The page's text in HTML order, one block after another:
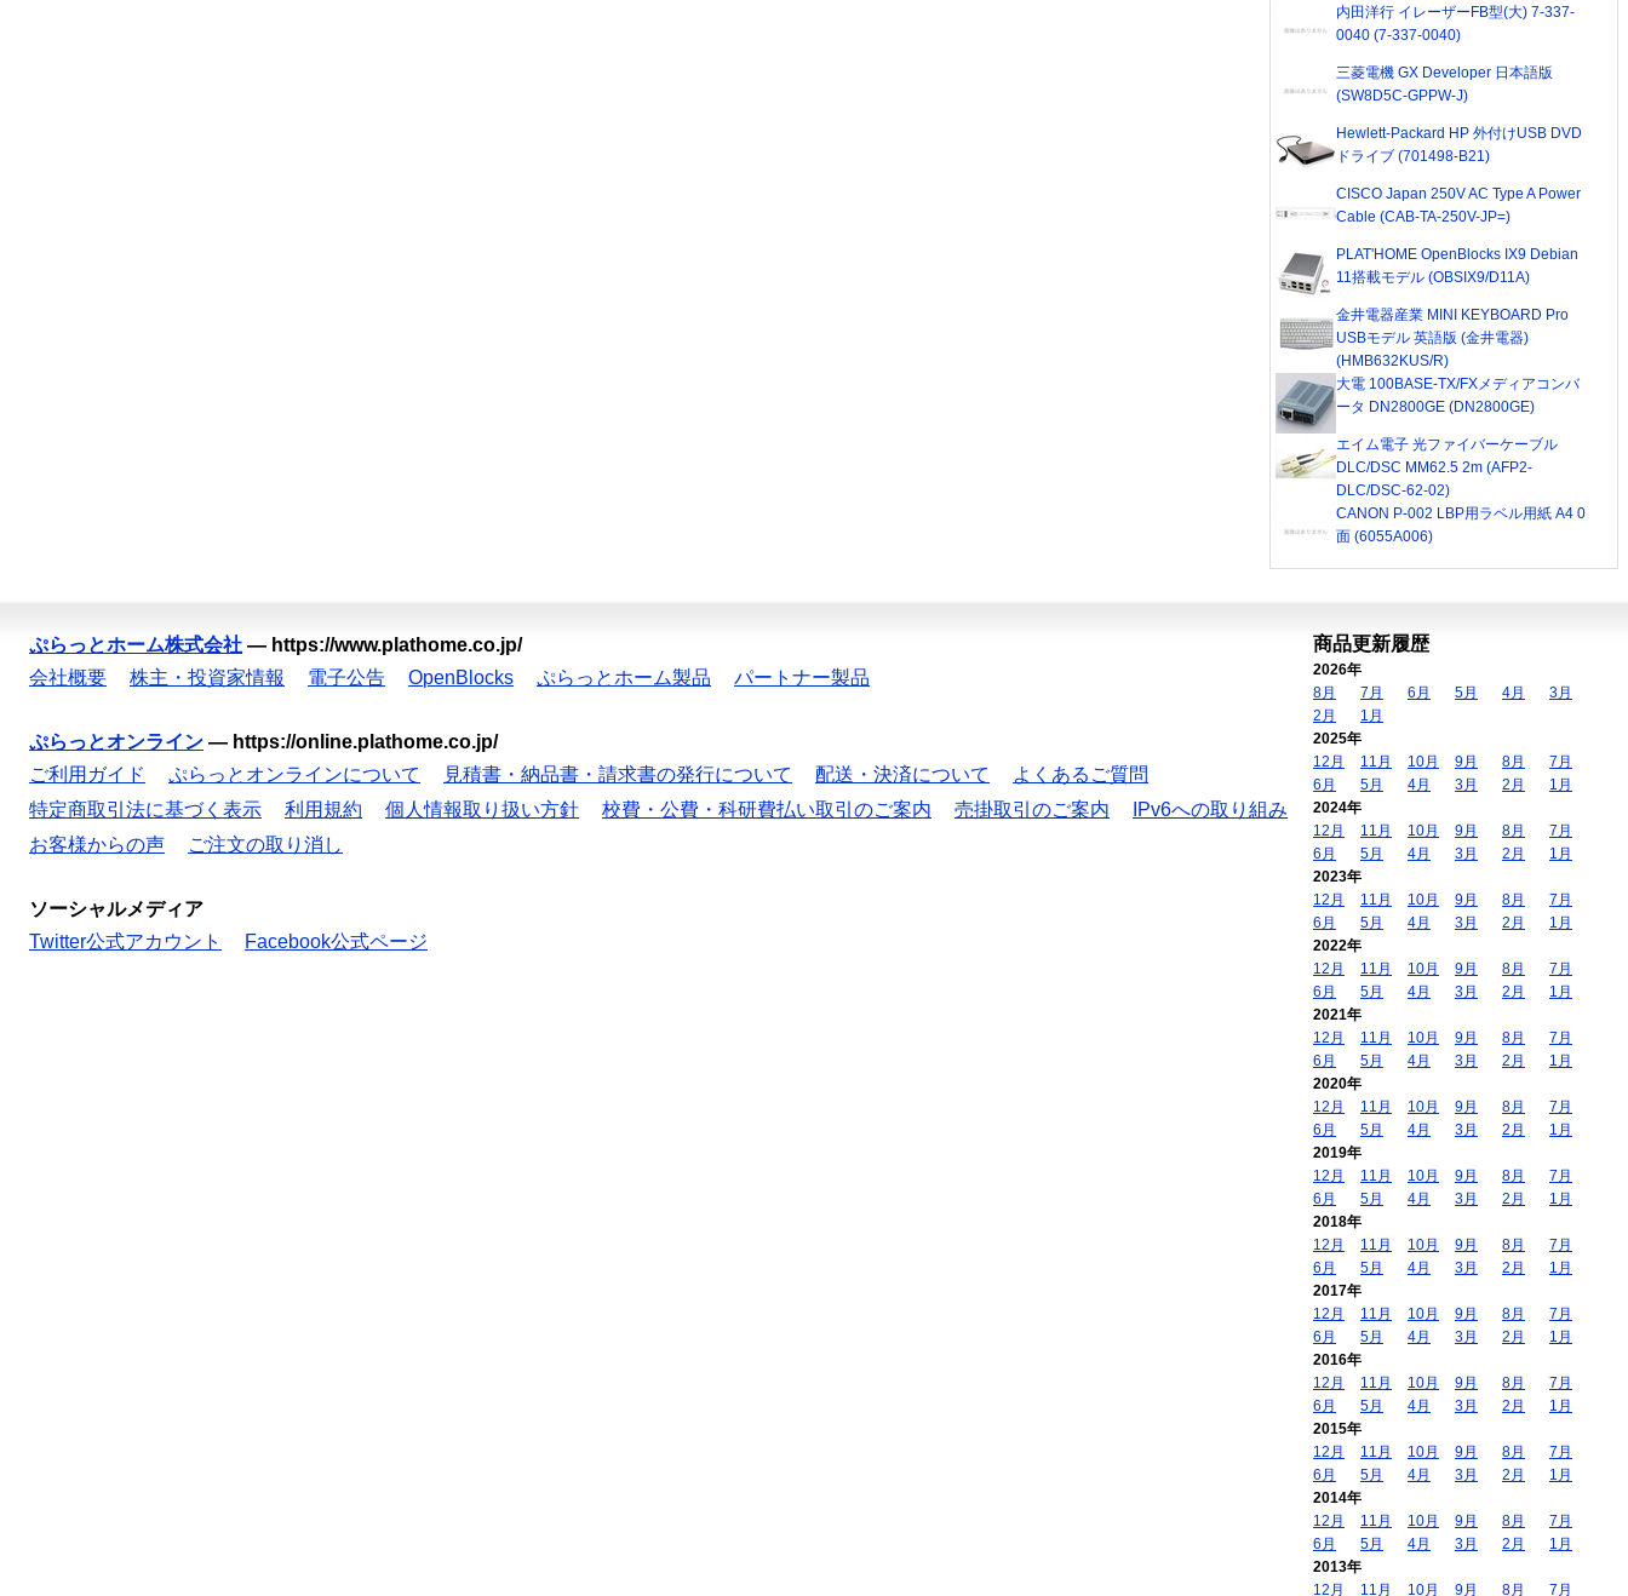
内田洋行 イレーザーFB型(大) 7-337-
0040 (7-337-0040)
三菱電機 GX Developer 日本語版
(SW8D5C-GPPW-J)
Hewlett-Packard HP 外付けUSB DVD
ドライブ (701498-B21)
CISCO Japan 250V AC Type A Power
Cable (CAB-TA-250V-JP=)
PLAT'HOME OpenBlocks IX9 Debian
11搭載モデル (OBSIX9/D11A)
金井電器産業 MINI KEYBOARD Pro
USBモデル 英語版 (金井電器)
(HMB632KUS/R)
大電 100BASE-TX/FXメディアコンバ
ータ DN2800GE (DN2800GE)
エイム電子 光ファイバーケーブル
DLC/DSC MM62.5 2m (AFP2-
DLC/DSC-62-02)
CANON P-002 LBP用ラベル用紙 A4 0
面 (6055A006)
ぷらっとホーム株式会社 — https://www.plathome.co.jp/
会社概要
株主・投資家情報 電子公告 OpenBlocks ぷらっとホーム製品 パートナー製品
ぷらっとオンライン — https://online.plathome.co.jp/
ご利用ガイド
ぷらっとオンラインについて 見積書・納品書・請求書の発行について 配送・決済について
よくあるご質問
特定商取引法に基づく表示
利用規約 個人情報取り扱い方針 校費・公費・科研費払い取引のご案内 売掛取引のご案内
IPv6への取り組み
お客様からの声
ご注文の取り消し
ソーシャルメディア
Twitter公式アカウント
Facebook公式ページ
商品更新履歴
2026年
8月
7月 6月 5月 4月
3月
2月
1月
2025年
12月
11月 10月 9月 8月
7月
6月
5月 4月 3月 2月
1月
2024年
12月
11月 10月 9月 8月
7月
6月
5月 4月 3月 2月
1月
2023年
12月
11月 10月 9月 8月
7月
6月
5月 4月 3月 2月
1月
2022年
12月
11月 10月 9月 8月
7月
6月
5月 4月 3月 2月
1月
2021年
12月
11月 10月 9月 8月
7月
6月
5月 4月 3月 2月
1月
2020年
12月
11月 10月 9月 8月
7月
6月
5月 4月 3月 2月
1月
2019年
12月
11月 10月 9月 8月
7月
6月
5月 4月 3月 2月
1月
2018年
12月
11月 10月 9月 8月
7月
6月
5月 4月 3月 2月
1月
2017年
12月
11月 10月 9月 8月
7月
6月
5月 4月 3月 2月
1月
2016年
12月
11月 10月 9月 8月
7月
6月
5月 4月 3月 2月
1月
2015年
12月
11月 10月 9月 8月
7月
6月
5月 4月 3月 2月
1月
2014年
12月
11月 10月 9月 8月
7月
6月
5月 4月 3月 2月
1月
2013年
12月
11月 10月 9月 8月 7月